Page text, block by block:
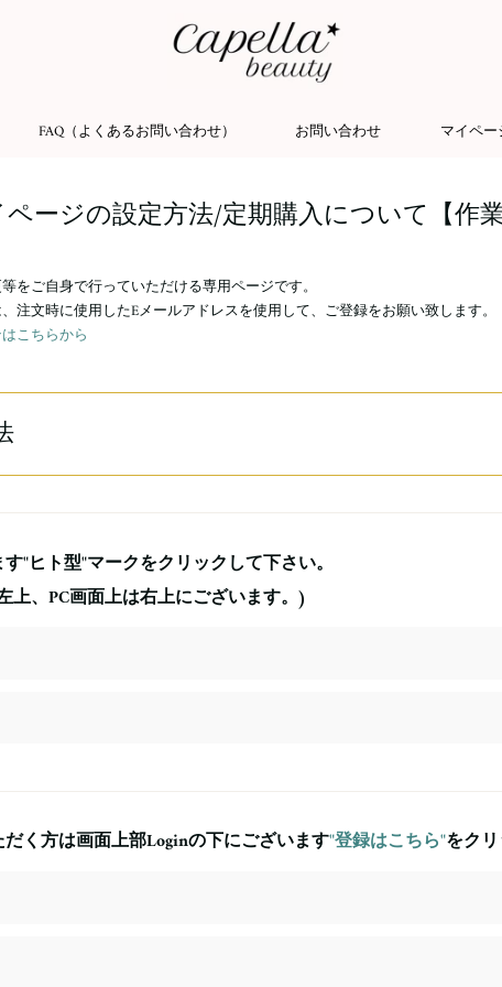
FAQ（よくあるお問い合わせ） お問い合わせ マイペ
ージの設定方法/定期購入について【作
をご自身で行っていただける専用ページです。
注文時に使用したEメールアドレスを使用して、ご登録をお願い致します。
こちらから
"ヒト型"マークをクリックして下さい。
上、PC画面上は右上にございます。)
く方は画面上部Loginの下にございます"登録はこちら"をク